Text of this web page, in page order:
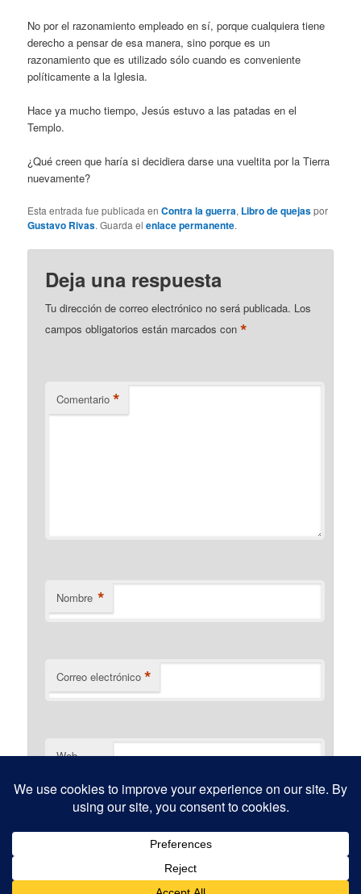
No por el razonamiento empleado en sí, porque cualquiera tiene
derecho a pensar de esa manera, sino porque es un
razonamiento que es utilizado sólo cuando es conveniente
políticamente a la Iglesia.
Hace ya mucho tiempo, Jesús estuvo a las patadas en el
Templo.
¿Qué creen que haría si decidiera darse una vueltita por la Tierra
nuevamente?
Esta entrada fue publicada enContra la guerra, Libro de quejaspor
Gustavo Rivas. Guarda elenlace permanente.
Deja una respuesta
Tu dirección de correo electrónico no será publicada. Los
campos obligatorios están marcados con*
Comentario *
Nombre *
Correo electrónico *
Web
Funciona gracias a WordPress